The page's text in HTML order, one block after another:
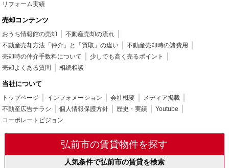
リフォーム実績
売却コンテンツ
おうち情報館の売却
不動産売却の流れ
不動産売却方法「仲介」と「買取」の違い
不動産売却時の諸費用
売却時の仲介手数料について
少しでも高く売るポイント
売却よくある質問
相続相談
当社について
トップページ インフォメーション 会社概要
メディア掲載
不動産広告チラシ
個人情報保護方針 歴史・実績
Youtube
コーポレートビジョン
弘前市の賃貸物件を探す
人気条件で弘前市の賃貸を検索